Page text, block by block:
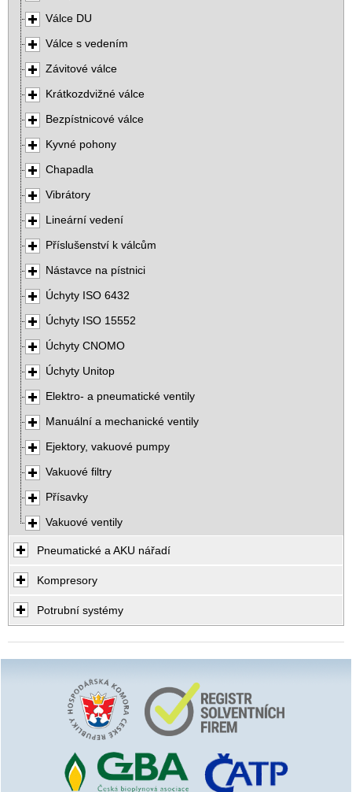
Válce DU
Válce s vedením
Závitové válce
Krátkozdvižné válce
Bezpístnicové válce
Kyvné pohony
Chapadla
Vibrátory
Lineární vedení
Příslušenství k válcům
Nástavce na pístnici
Úchyty ISO 6432
Úchyty ISO 15552
Úchyty CNOMO
Úchyty Unitop
Elektro- a pneumatické ventily
Manuální a mechanické ventily
Ejektory, vakuové pumpy
Vakuové filtry
Přísavky
Vakuové ventily
Pneumatické a AKU nářadí
Kompresory
Potrubní systémy